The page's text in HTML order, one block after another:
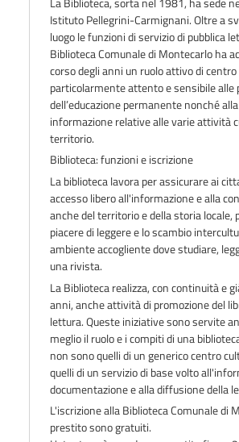
Istituto Pellegrini-Carmignani. Oltre a
luogo le funzioni di servizio di pubblica
Biblioteca Comunale di Montecarlo ha
corso degli anni un ruolo attivo di
particolarmente attento e sensibile alle
dell’educazione permanente nonché
informazione relative alle varie attività
territorio.
Biblioteca: funzioni e iscrizione
La biblioteca lavora per assicurare ai
accesso libero all'informazione e alla
anche del territorio e della storia locale,
piacere di leggere e lo scambio
ambiente accogliente dove studiare,
una rivista.
La Biblioteca realizza, con continuità e
anni, anche attività di promozione del
lettura. Queste iniziative sono servite
meglio il ruolo e i compiti di una
non sono quelli di un generico centro
quelli di un servizio di base volto
documentazione e alla diffusione della
L'iscrizionealla Biblioteca Comunale di
prestito sono gratuiti.